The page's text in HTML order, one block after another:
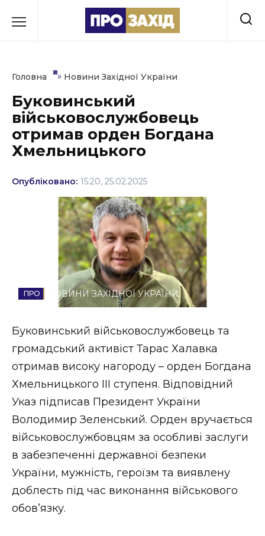
до
Культура
Освіта
Політика
Соціум
Стиль життя
Втрачений Ужгород
Втрачений Ужгород (відеоверсія)
ЗАКАРПАТСЬКІ НОВИНИ
НОВИНИ ЗАХІДНОЇ УКРАЇНИ
ФОТО
Головна » Новини Західної України
Буковинський
військовослужбовець
отримав орден Богдана
Хмельницького
Опубліковано: 15:20, 25.02.2025
НОВИНИ ЗАХІДНОЇ УКРАЇНИ
Буковинський військовослужбовець та
громадський активіст Тарас Халавка
отримав високу нагороду – орден Богдана
Хмельницького ІІІ ступеня. Відповідний
Указ підписав Президент України
Володимир Зеленський. Орден вручається
військовослужбовцям за особливі заслуги
в забезпеченні державної безпеки
України, мужність, героїзм та виявлену
доблесть під час виконання військового
обов’язку.